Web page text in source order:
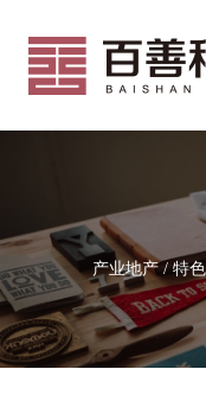
产业地产 / 特